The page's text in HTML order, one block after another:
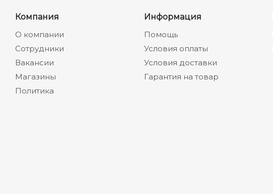
Компания
О компании
Сотрудники
Вакансии
Магазины
Политика
Информация
Помощь
Условия оплаты
Условия доставки
Гарантия на товар